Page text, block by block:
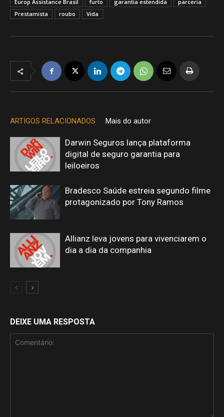
Europ Assistance Brasil furto garantia estendida
parceria
Prestamista
roubo Vida
ARTIGOS RELACIONADOS Mais do autor
Darwin Seguros lança plataforma
digital de seguro garantia para
leiloeiros
Bradesco Saúde estreia segundo filme
protagonizado por Tony Ramos
Allianz leva jovens para vivenciarem o
dia a dia da companhia
DEIXE UMA RESPOSTA